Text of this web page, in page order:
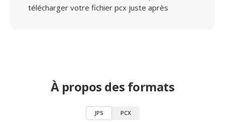
télécharger votre fichier pcx juste après
À propos des formats
JPS PCX